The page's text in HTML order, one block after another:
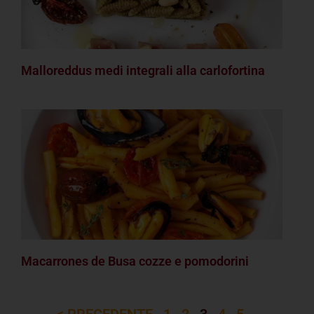
Malloreddus medi integrali alla carlofortina
Macarrones de Busa cozze e pomodorini